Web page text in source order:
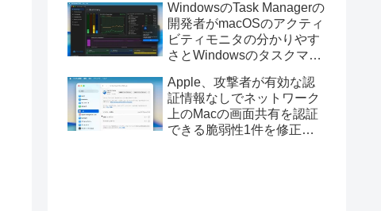
ックボールに対応。
WindowsのTask Managerの
開発者がmacOSのアクティ
ビティモニタの分かりやす
さとWindowsのタスクマネ
Mac用システムモニタアプ
リ「Task Manager TMOG」
のBeta版を公開。
Apple、攻撃者が有効な認
証情報なしでネットワーク
上のMacの画面共有を認証
できる脆弱性1件を修正し